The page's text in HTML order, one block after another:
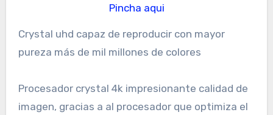
Pincha aqui
Crystal uhd capaz de reproducir con mayor
pureza más de mil millones de colores
Procesador crystal 4k impresionante calidad de
imagen, gracias a al procesador que optimiza el